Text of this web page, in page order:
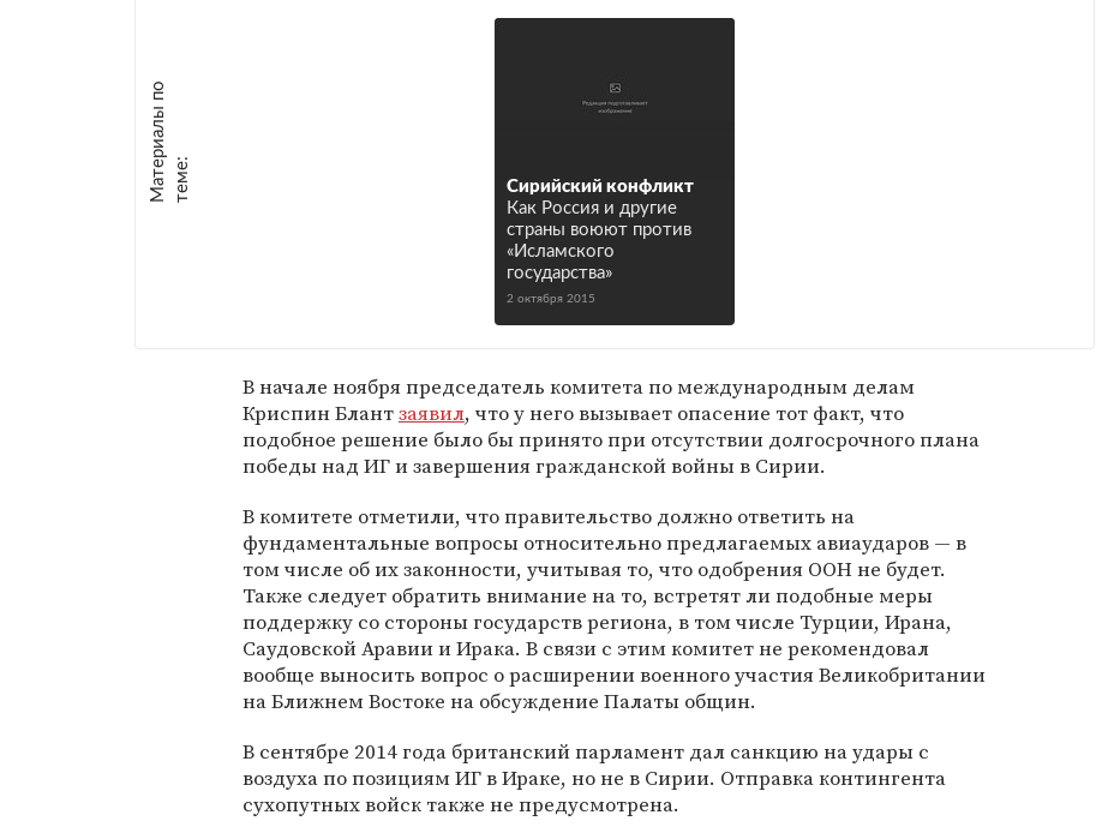
М
а
т е
р
и
а
л
ы
п
о
т
е
м
е :
Сирийский конфликт
Как Россия и другие
страны воюют против
«Исламского
государства»
2 октября 2015
В начале ноября председатель комитета по международным делам
Криспин Блантзаявил, что у него вызывает опасение тот факт, что
подобное решение было бы принято при отсутствии долгосрочного плана
победы над ИГ и завершения гражданской войны в Сирии.
В комитете отметили, что правительство должно ответить на
фундаментальные вопросы относительно предлагаемых авиаударов — в
том числе об их законности, учитывая то, что одобрения ООН не будет.
Также следует обратить внимание на то, встретят ли подобные меры
поддержку со стороны государств региона, в том числе Турции, Ирана,
Саудовской Аравии и Ирака. В связи с этим комитет не рекомендовал
вообще выносить вопрос о расширении военного участия Великобритании
на Ближнем Востоке на обсуждение Палаты общин.
В сентябре 2014 года британский парламент дал санкцию на удары с
воздуха по позициям ИГ в Ираке, но не в Сирии. Отправка контингента
сухопутных войск также не предусмотрена.